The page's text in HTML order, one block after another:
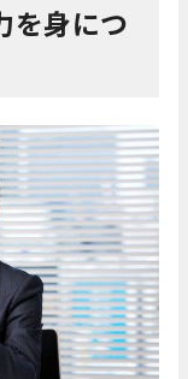
を身につ